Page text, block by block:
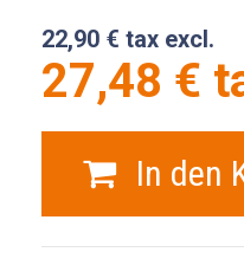
22,90 € tax excl.
27,48 €
In den